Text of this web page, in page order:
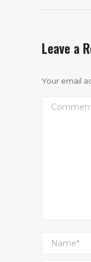
Leave a
Your email
Name *